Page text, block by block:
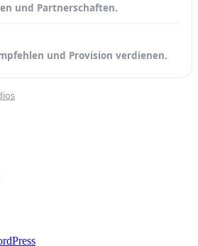
und Partnerschaften.
und Provision verdienen.